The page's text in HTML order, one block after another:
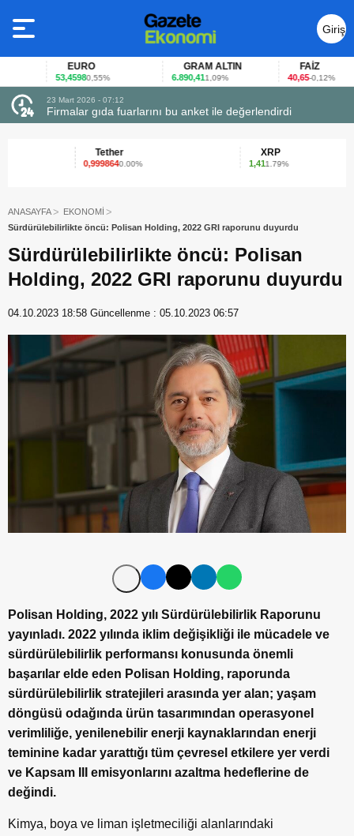
Giriş
Yap
EURO
53,45980,55%
GRAM ALTIN
6.890,411,09% -0,12%
23 Mart 2026 - 07:12
Firmalar gıda fuarlarını bu anket ile değerlendirdi
Tether
0,9998640.00% 1.79%
ANASAYFA
EKONOMİ
Sürdürülebilirlikte öncü: Polisan Holding, 2022 GRI raporunu duyurdu
Sürdürülebilirlikte öncü: Polisan
Holding, 2022 GRI raporunu duyurdu
04.10.2023 18:58 Güncellenme : 05.10.2023 06:57
Polisan Holding, 2022 yılı Sürdürülebilirlik Raporunu
yayınladı. 2022 yılında iklim değişikliği ile mücadele ve
sürdürülebilirlik performansı konusunda önemli
başarılar elde eden Polisan Holding, raporunda
sürdürülebilirlik stratejileri arasında yer alan; yaşam
döngüsü odağında ürün tasarımından operasyonel
verimliliğe, yenilenebilir enerji kaynaklarından enerji
teminine kadar yarattığı tüm çevresel etkilere yer verdi
ve Kapsam III emisyonlarını azaltma hedeflerine de
değindi.
Kimya, boya ve liman işletmeciliği alanlarındaki